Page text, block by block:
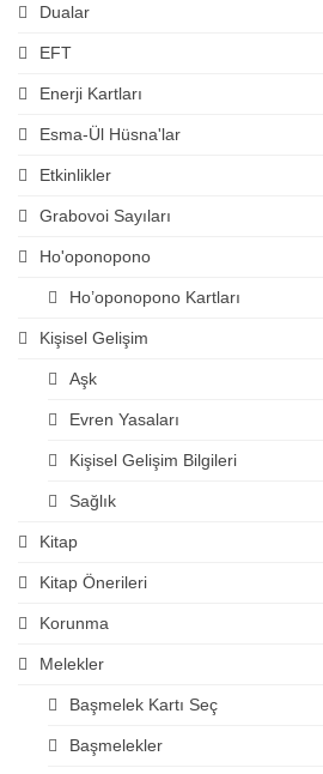
Dualar
EFT
Enerji Kartları
Esma-Ül Hüsna'lar
Etkinlikler
Grabovoi Sayıları
Ho'oponopono
Ho’oponopono Kartları
Kişisel Gelişim
Aşk
Evren Yasaları
Kişisel Gelişim Bilgileri
Sağlık
Kitap
Kitap Önerileri
Korunma
Melekler
Başmelek Kartı Seç
Başmelekler